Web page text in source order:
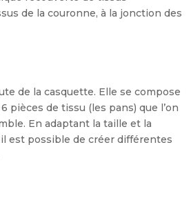
de la couronne, à la jonction des
de la casquette. Elle se compose
pièces de tissu (les pans) que l’on
En adaptant la taille et la
est possible de créer différentes